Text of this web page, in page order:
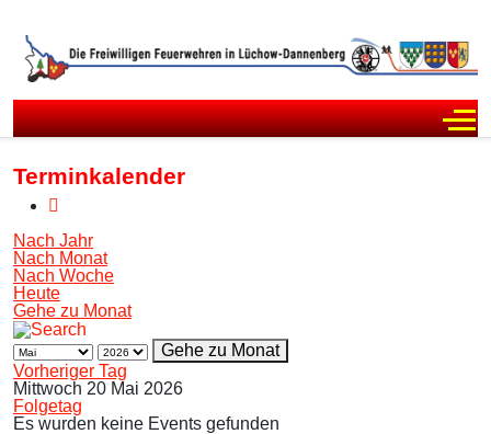
Terminkalender
Nach Jahr
Nach Monat
Nach Woche
Heute
Gehe zu Monat
Gehe zu Monat
Vorheriger Tag
Mittwoch 20 Mai 2026
Folgetag
Es wurden keine Events gefunden